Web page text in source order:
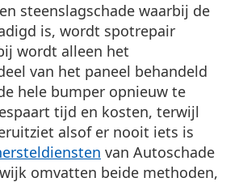
steenslagschade waarbij de
is, wordt spotrepair
wordt alleen het
van het paneel behandeld
hele bumper opnieuw te
tijd en kosten, terwijl
alsof er nooit iets is
van Autoschade
omvatten beide methoden,